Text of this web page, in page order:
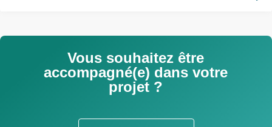
Vous souhaitez être
accompagné(e) dans votre
projet ?